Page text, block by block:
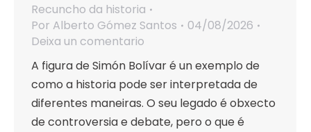
Recuncho da historia
Por Alberto Gómez Santos
04/08/2026
Deixa un comentario
A figura de Simón Bolívar é un exemplo de
como a historia pode ser interpretada de
diferentes maneiras. O seu legado é obxecto
de controversia e debate, pero o que é